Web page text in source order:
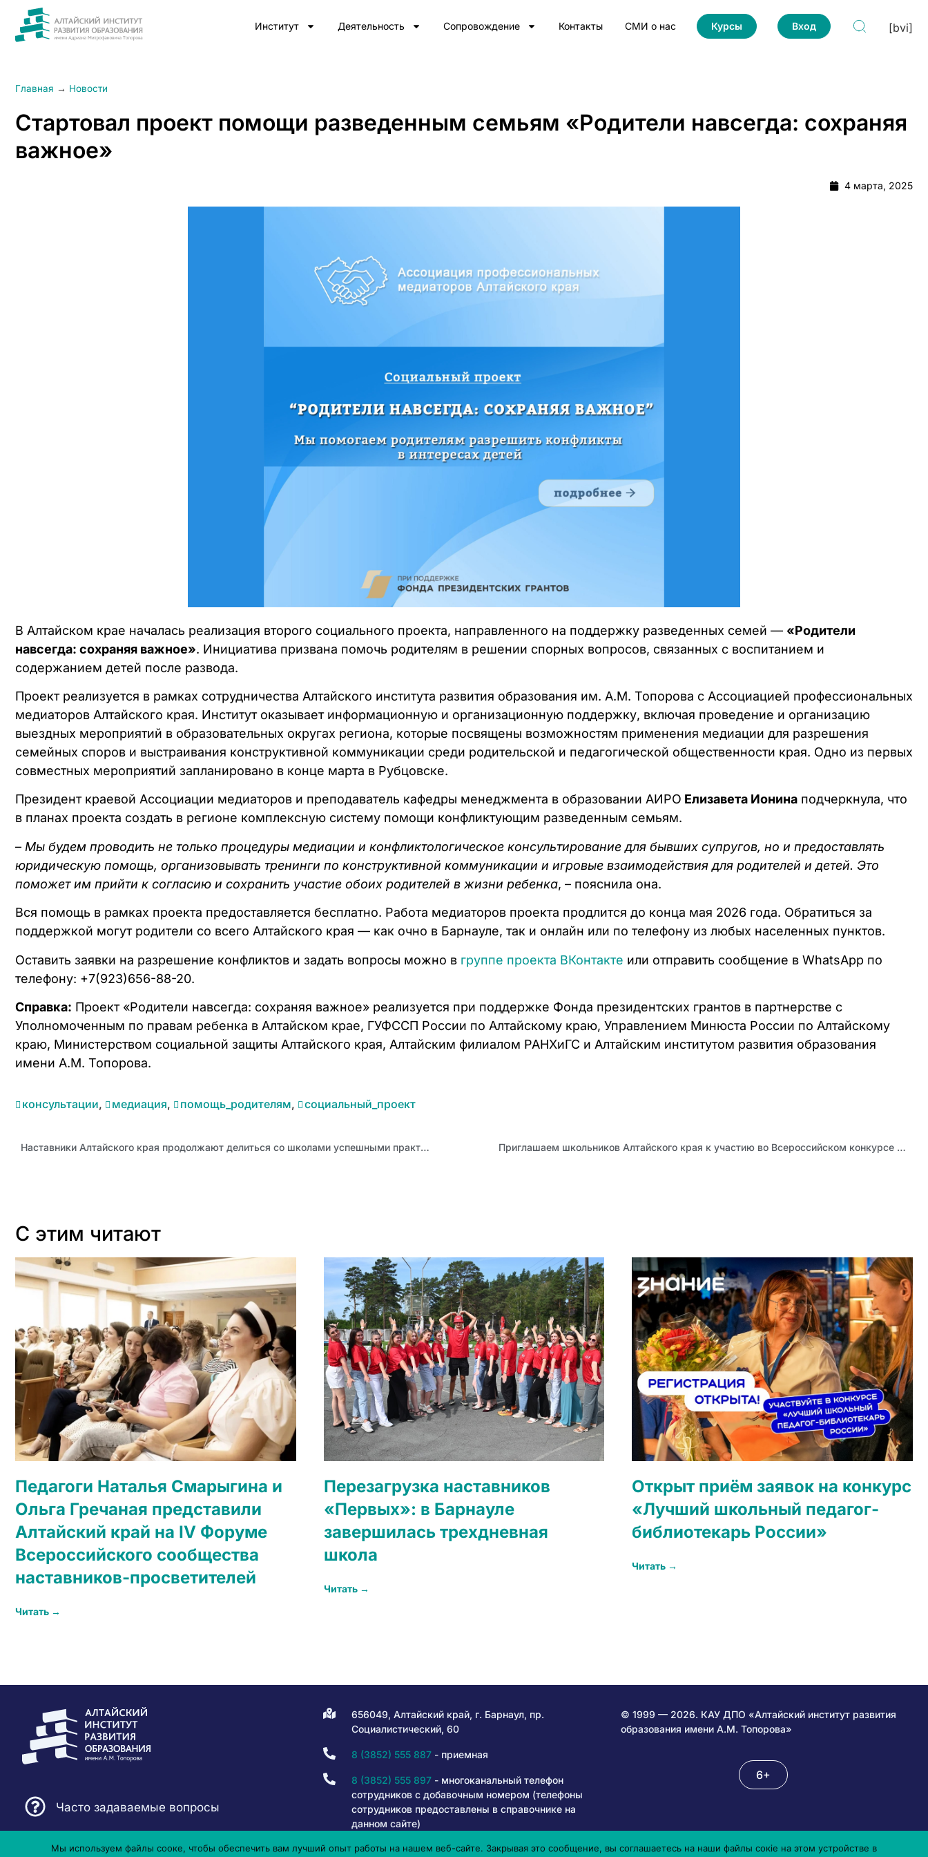
Институт Деятельность Сопровождение Контакты СМИ о нас Курсы Вход [bvi]
Главная → Новости
Стартовал проект помощи разведенным семьям «Родители навсегда: сохраняя
важное»
4 марта, 2025
В Алтайском крае началась реализация второго социального проекта, направленного на поддержку разведенных семей — «Родители
навсегда: сохраняя важное». Инициатива призвана помочь родителям в решении спорных вопросов, связанных с воспитанием и
содержанием детей после развода.
Проект реализуется в рамках сотрудничества Алтайского института развития образования им. А.М. Топорова с Ассоциацией профессиональных
медиаторов Алтайского края. Институт оказывает информационную и организационную поддержку, включая проведение и организацию
выездных мероприятий в образовательных округах региона, которые посвящены возможностям применения медиации для разрешения
семейных споров и выстраивания конструктивной коммуникации среди родительской и педагогической общественности края. Одно из первых
совместных мероприятий запланировано в конце марта в Рубцовске.
Президент краевой Ассоциации медиаторов и преподаватель кафедры менеджмента в образовании АИРО Елизавета Ионина подчеркнула, что
в планах проекта создать в регионе комплексную систему помощи конфликтующим разведенным семьям.
– Мы будем проводить не только процедуры медиации и конфликтологическое консультирование для бывших супругов, но и предоставлять
юридическую помощь, организовывать тренинги по конструктивной коммуникации и игровые взаимодействия для родителей и детей. Это
поможет им прийти к согласию и сохранить участие обоих родителей в жизни ребенка, – пояснила она.
Вся помощь в рамках проекта предоставляется бесплатно. Работа медиаторов проекта продлится до конца мая 2026 года. Обратиться за
поддержкой могут родители со всего Алтайского края — как очно в Барнауле, так и онлайн или по телефону из любых населенных пунктов.
Оставить заявки на разрешение конфликтов и задать вопросы можно в группе проекта ВКонтакте или отправить сообщение в WhatsApp по
телефону: +7(923)656-88-20.
Справка: Проект «Родители навсегда: сохраняя важное» реализуется при поддержке Фонда президентских грантов в партнерстве с
Уполномоченным по правам ребенка в Алтайском крае, ГУФССП России по Алтайскому краю, Управлением Минюста России по Алтайскому
краю, Министерством социальной защиты Алтайского края, Алтайским филиалом РАНХиГС и Алтайским институтом развития образования
имени А.М. Топорова.
консультации, медиация, помощь_родителям, социальный_проект
Наставники Алтайского края продолжают делиться со школами успешными практиками Приглашаем школьников Алтайского края к участию во Всероссийском конкурсе сочинений о культуре
С этим читают
Педагоги Наталья Смарыгина и
Ольга Гречаная представили
Алтайский край на IV Форуме
Всероссийского сообщества
наставников-просветителей
Читать →
Перезагрузка наставников
«Первых»: в Барнауле
завершилась трехдневная
школа
Читать →
Открыт приём заявок на конкурс
«Лучший школьный педагог-
библиотекарь России»
Читать →
Часто задаваемые вопросы
656049, Алтайский край, г. Барнаул, пр.
Социалистический, 60
8 (3852) 555 887- приемная
8 (3852) 555 897- многоканальный телефон
сотрудников с добавочным номером (телефоны
сотрудников предоставлены в справочнике на
данном сайте)
8 800 301 80 50- горячая линия
© 1999 — 2026. КАУ ДПО «Алтайский институт развития
образования имени А.М. Топорова»
6+
Мы используем файлы сооке, чтобы обеспечить вам лучший опыт работы на нашем веб-сайте. Закрывая это сообщение, вы соглашаетесь на наши файлы сокіе на этом устройстве в